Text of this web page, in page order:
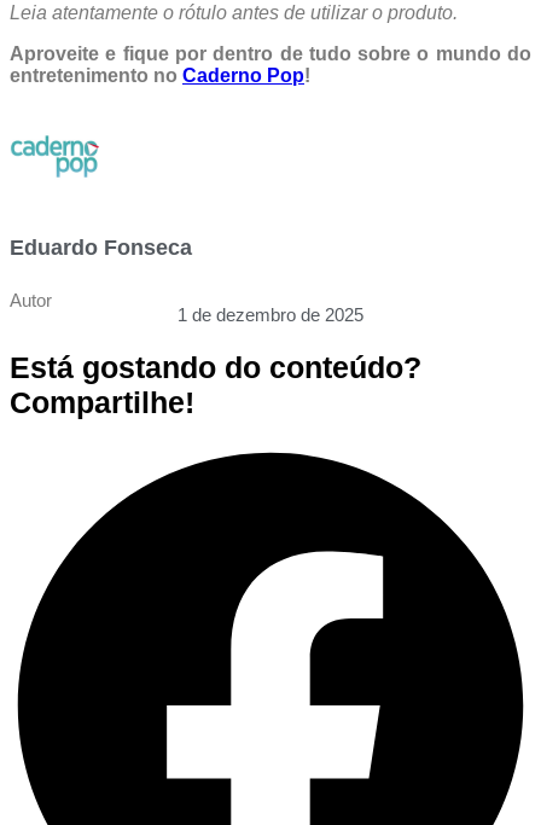
Leia atentamente o rótulo antes de utilizar o produto.
Aproveite e fique por dentro de tudo sobre o mundo do
entretenimento no Caderno Pop!
Eduardo Fonseca
Autor
1 de dezembro de 2025
Está gostando do conteúdo?
Compartilhe!